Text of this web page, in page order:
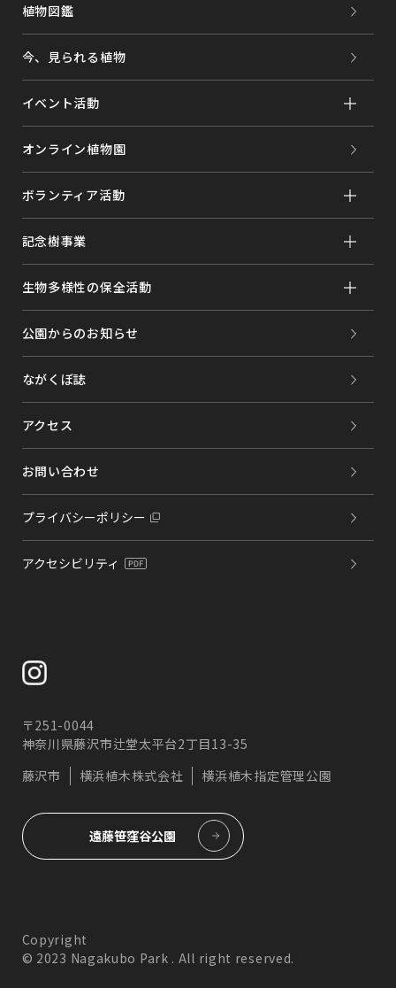
植物図鑑
今、見られる植物
イベント活動
オンライン植物園
ボランティア活動
記念樹事業
生物多様性の保全活動
公園からのお知らせ
ながくぼ誌
アクセス
お問い合わせ
プライバシーポリシー
アクセシビリティ
〒251-0044
神奈川県藤沢市辻堂太平台2丁目13-35
藤沢市
横浜植木株式会社 横浜植木指定管理公園
遠藤笹窪谷公園
Copyright
© 2023 Nagakubo Park . All right reserved.